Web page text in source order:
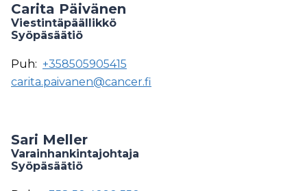
Carita Päivänen
Viestintäpäällikkö
Syöpäsäätiö
Puh: +358505905415
carita.paivanen@cancer.fi
Sari Meller
Varainhankintajohtaja
Syöpäsäätiö